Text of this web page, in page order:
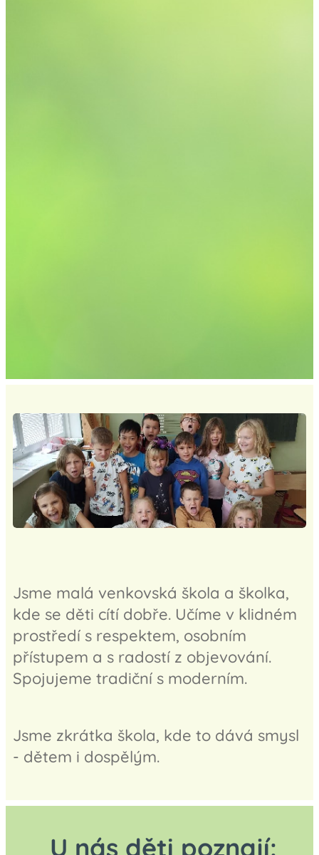
Jsme malá venkovská škola a školka,
kde se děti cítí dobře. Učíme v klidném
prostředí s respektem, osobním
přístupem a s radostí z objevování.
Spojujeme tradiční s moderním.
Jsme zkrátka škola, kde to dává smysl
- dětem i dospělým.
U nás děti poznají: